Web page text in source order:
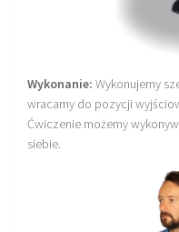
Wykonanie: Wykonujemy
wracamy do pozycji
Ćwiczenie możemy
siebie.